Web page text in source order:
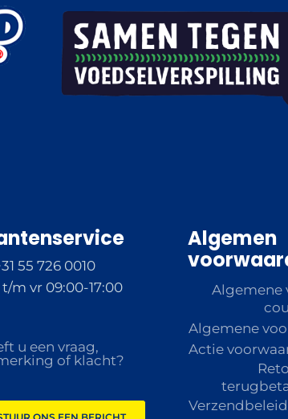
55 726 0010
m vr 09:00-17:00
u een vraag,
of klacht?
Algemen
Algemene
Algemene
Actie
Verzendbeleid